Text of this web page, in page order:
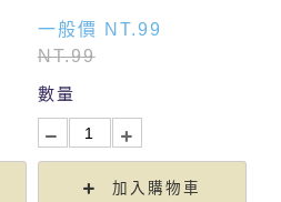
一般價 NT.99
NT.99
數量
加入購物車